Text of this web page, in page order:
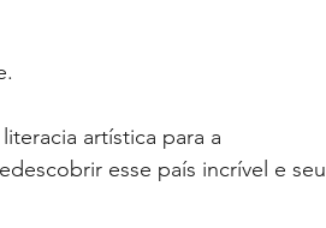
artística para a
esse país incrível e seu